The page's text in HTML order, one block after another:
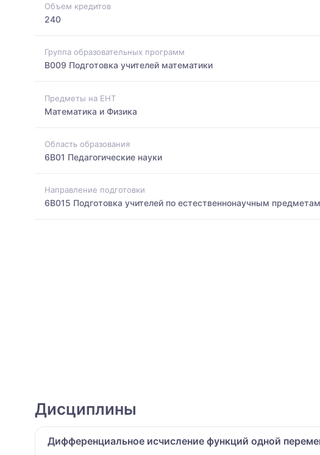
Объем кредитов
240
Группа образовательных программ
B009 Подготовка учителей математики
Предметы на ЕНТ
Математика и Физика
Область образования
6B01 Педагогические науки
Направление подготовки
6B015 Подготовка учителей по естественнонаучным предметам
Дисциплины
Дифференциальное исчисление функций одной